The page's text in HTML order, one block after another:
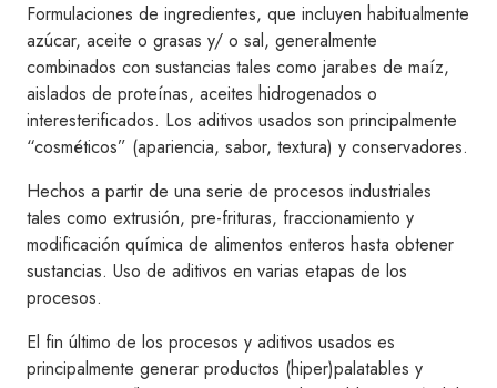
Formulaciones de ingredientes, que incluyen habitualmente
azúcar, aceite o grasas y/ o sal, generalmente
combinados con sustancias tales como jarabes de maíz,
aislados de proteínas, aceites hidrogenados o
interesterificados. Los aditivos usados son principalmente
“cosméticos” (apariencia, sabor, textura) y conservadores.
Hechos a partir de una serie de procesos industriales
tales como extrusión, pre-frituras, fraccionamiento y
modificación química de alimentos enteros hasta obtener
sustancias. Uso de aditivos en varias etapas de los
procesos.
El fin último de los procesos y aditivos usados es
principalmente generar productos (hiper)palatables y